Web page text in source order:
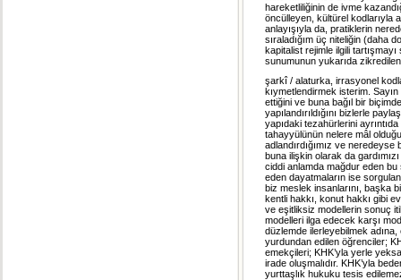
hareketliliğinin de ivme
öncülleyen, kültürel kodlarıyla
anlayışıyla da, pratiklerin
sıraladığım üç niteliğin (daha
kapitalist rejimle ilgili
sunumunun yukarıda
şarkî / alaturka, irrasyonel
kıymetlendirmek isterim.
ettiğini ve buna bağıl bir
yapılandırıldığını bizlerle
yapıdaki tezahürlerini
tahayyülünün nelere mâl
adlandırdığımız ve
buna ilişkin olarak da
ciddi anlamda mağdur eden
eden dayatmaların ise
biz meslek insanlarını, başka
kentli hakkı, konut hakkı gibi
ve eşitliksiz modellerin sonuç
modelleri ilga edecek karşı
düzlemde ilerleyebilmek
yurdundan edilen öğrenciler;
emekçileri; KHK’yla yerle
irade oluşmalıdır. KHK’yla
yurttaşlık hukuku tesis